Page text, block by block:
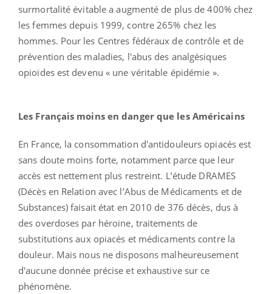
surmortalité évitable a augmenté de plus de 400% chez
les femmes depuis 1999, contre 265% chez les
hommes. Pour les Centres fédéraux de contrôle et de
prévention des maladies, l'abus des analgésiques
opioïdes est devenu « une véritable épidémie ».
Les Français moins en danger que les Américains
En France, la consommation d'antidouleurs opiacés est
sans doute moins forte, notamment parce que leur
accès est nettement plus restreint. L’étude DRAMES
(Décès en Relation avec l’Abus de Médicaments et de
Substances) faisait état en 2010 de 376 décès, dus à
des overdoses par héroïne, traitements de
substitutions aux opiacés et médicaments contre la
douleur. Mais nous ne disposons malheureusement
d'aucune donnée précise et exhaustive sur ce
phénomène.